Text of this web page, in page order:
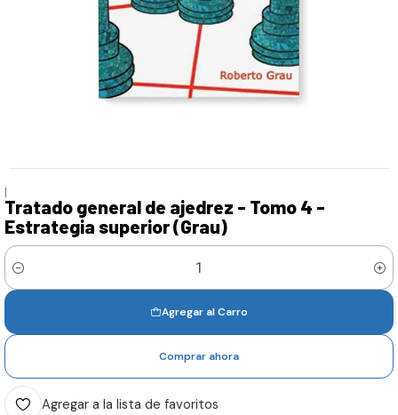
|
Tratado general de ajedrez - Tomo 4 -
Estrategia superior (Grau)
Cantidad
Agregar al Carro
Comprar ahora
Agregar a la lista de favoritos